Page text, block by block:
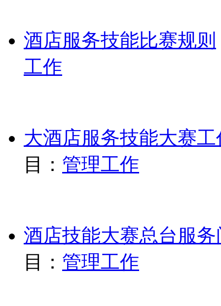
酒店服务技能比赛规则
工作
大酒店服务技能大赛
目： 管理工作
酒店技能大赛总台服
目： 管理工作